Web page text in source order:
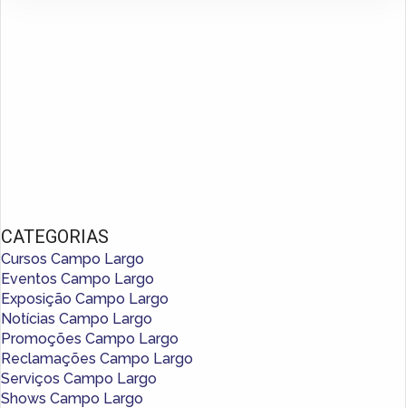
CATEGORIAS
Cursos Campo Largo
Eventos Campo Largo
Exposição Campo Largo
Notícias Campo Largo
Promoções Campo Largo
Reclamações Campo Largo
Serviços Campo Largo
Shows Campo Largo